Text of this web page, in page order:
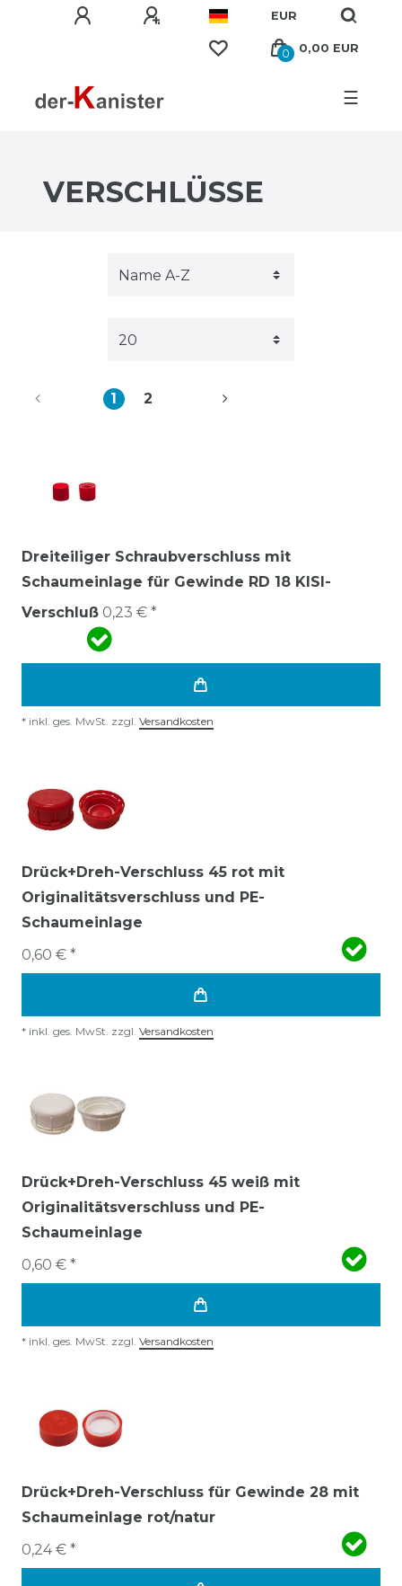
EUR
0 0,00 EUR
☰
VERSCHLÜSSE
1 2
Dreiteiliger Schraubverschluss mit
Schaumeinlage für Gewinde RD 18 KISI-
Verschluß 0,23 € *
* inkl. ges. MwSt. zzgl. Versandkosten
Drück+Dreh-Verschluss 45 rot mit
Originalitätsverschluss und PE-
Schaumeinlage
0,60 € *
* inkl. ges. MwSt. zzgl. Versandkosten
Drück+Dreh-Verschluss 45 weiß mit
Originalitätsverschluss und PE-
Schaumeinlage
0,60 € *
* inkl. ges. MwSt. zzgl. Versandkosten
Drück+Dreh-Verschluss für Gewinde 28 mit
Schaumeinlage rot/natur
0,24 € *